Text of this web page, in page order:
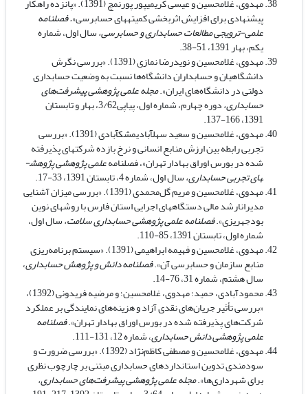
مهدوی، غلامحسین و عیسی کریمی­پور پورنمچ (1391). «پانزده راهکار
پیشنهادی برای افزایش اثربخشی کمیته­های حسابرسی». فصلنامه
علمی-ترویجی مطالعات حسابداری و حسابرسی،سال اول، شماره
یکم، بهار 1391، 51-38.
مهدوی، غلامحسین و نویدرضا نمازی (1391). «بررسی نگرش
دانشگاهیان و حسابداران دانشگاه‌ها نسبت به وضعیت حسابداری
دولتی در دانشگاه‌های ایران».مجله علمی پژوهشی پیشرفت‌های
حسابداری،دوره چهارم، شماره اول، پیاپی3/62، بهار و تابستان
1391، 166-137.
مهدوی، غلامحسین و سعید سهل­آبادی­مشک­آبادی (1391). «بررسی
تجربی رابطه بین ارزش منابع انسانی و نرخ بازده شرکت­های پذیرفته
شده در بورس اوراق بهادار تهران»، فصلنامهعلمی پژوهشی پژوهش­
های تجربی حسابداری،سال اول، شماره 4، تابستان 1391، 33-17.
مهدوی، غلامحسین و مریم گل‌محمدی (1391). «بررسی میزان آشنایی
مدیران­ارشد مالی دستگاه­های اجرایی استان فارس با روش­های نوین
بودجه­ریزی».فصلنامه علمی پژوهشی حسابداری سلامت،سال اول،
شماره اول،تابستان 1391، 85-110.
مهدوی، غلامحسین و فهیمه ابراهیمی (1391). «سیستم برنامه‌ریزی
منابع سازمان و حسابرسی آن».فصلنامه دانش و پژوهش حسابداری،
سال هشتم، شماره 31، 76-14.
محمودآبادی، حمید؛ مهدوی، غلامحسین؛ و مرضیه فریدونی (1392)،
«بررسی تأثیر جریان‌های نقدی آزاد و هزینه‌های نمایندگی بر عملکرد
شرکت‌های پذیرفته شده در بورس اوراق بهادار تهران».فصلنامه
علمی پژوهشی دانش حسابداری، شماره 12، 131-111.
مهدوی، غلامحسین و مصطفی کاظم‌نژاد (1392). «بررسی ضرورت و
سودمندی تدوین استانداردهای حسابداری مبتنی بر چارچوب نظری
برای شهرداری‌ها».مجله علمی پژوهشی پیشرفت‌های حسابداری،